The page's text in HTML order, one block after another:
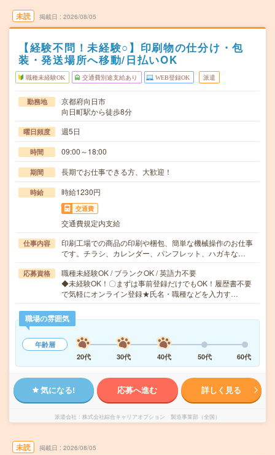
未読 掲載日 2026/08/05
【経験不問！未経験○】印刷物の仕分け・包
装・発送場所へ移動/日払いOK
職種未経験OK 交通費別途支給あり WEB登録OK 派遣
勤務地
京都府向日市
向日町駅から徒歩8分
曜日頻度 週5日
時間 09:00～18:00
期間 長期でお仕事できる方、大歓迎！
時給 時給1230円
交通費
交通費規定内支給
仕事内容
印刷工場での商品の印刷や梱包、簡単な機械操作のお仕事
です。チラシ、カレンダー、パンフレット、ハガキな…
応募資格
職種未経験OK / ブランクOK / 英語力不要
◆未経験OK！〇まずは事前登録だけでもOK！履歴書不要
で気軽にオンライン登録★氏名・職種などを入力す…
職場の雰囲気
年齢層
20代
30代 40代 50代 60代
気になる! 応募へ進む 詳しく見る
派遣会社 株式会社綜合キャリアオプション 製造事業部（全国）
未読 掲載日 2026/08/05